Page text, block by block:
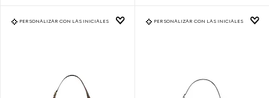
PERSONALIZAR CON LAS INICIALES PERSONALIZAR CON LAS INICIALES